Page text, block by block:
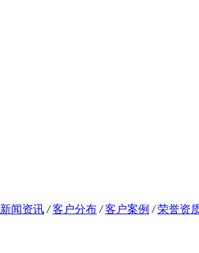
新闻资讯 / 客户分布 / 客户案例 / 荣誉资